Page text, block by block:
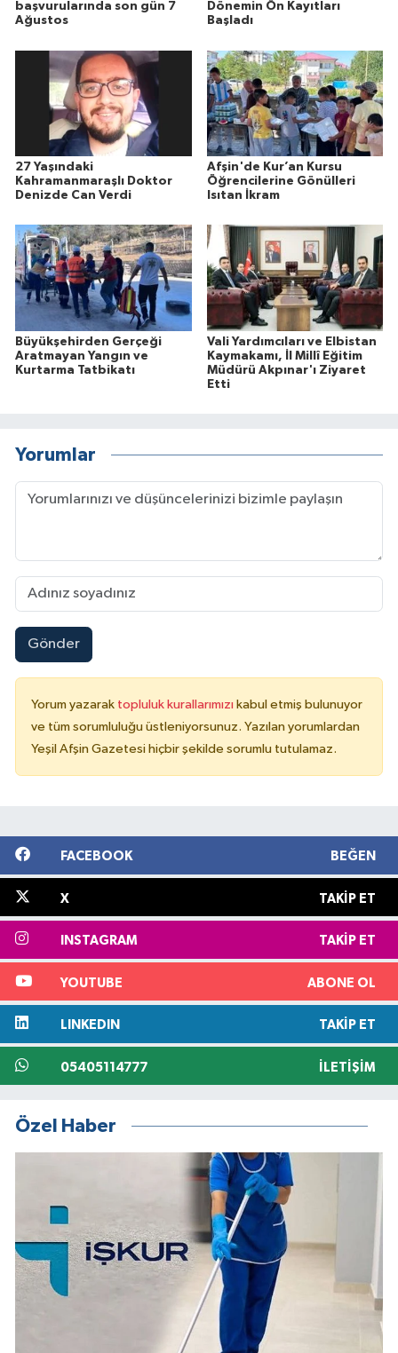
başvurularında son gün 7
Ağustos
Dönemin Ön Kayıtları
Başladı
27 Yaşındaki
Kahramanmaraşlı Doktor
Denizde Can Verdi
Afşin'de Kur’an Kursu
Öğrencilerine Gönülleri
Isıtan İkram
Büyükşehirden Gerçeği
Aratmayan Yangın ve
Kurtarma Tatbikatı
Vali Yardımcıları ve Elbistan
Kaymakamı, İl Millî Eğitim
Müdürü Akpınar'ı Ziyaret
Etti
Yorumlar
Gönder
Yorum yazarak topluluk kurallarımızı kabul etmiş bulunuyor
ve tüm sorumluluğu üstleniyorsunuz. Yazılan yorumlardan
Yeşil Afşin Gazetesi hiçbir şekilde sorumlu tutulamaz.
FACEBOOK BEĞEN
X TAKIP ET
INSTAGRAM TAKIP ET
YOUTUBE ABONE OL
LINKEDIN TAKIP ET
05405114777 İLETIŞIM
Özel Haber